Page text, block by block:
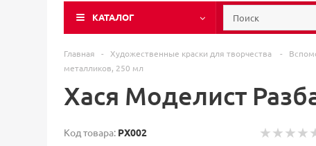
КАТАЛОГ
Главная - Художественные краски для творчества -
металликов, 250 мл
Хася Моделист
Код товара: PX002